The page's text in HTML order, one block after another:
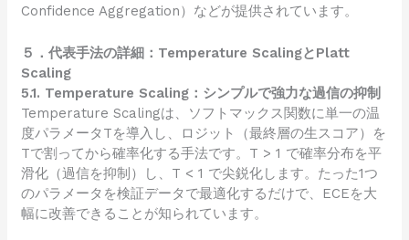
Confidence Aggregation）などが提供されています。
５．代表手法の詳細：Temperature ScalingとPlatt
Scaling
5.1. Temperature Scaling：シンプルで強力な過信の抑制
Temperature Scalingは、ソフトマックス関数に単一の温
度パラメータTを導入し、ロジット（最終層の生スコア）を
Tで割ってから確率化する手法です。T > 1 で確率分布を平
滑化（過信を抑制）し、T < 1 で尖鋭化します。たった1つ
のパラメータを検証データで最適化するだけで、ECEを大
幅に改善できることが知られています。